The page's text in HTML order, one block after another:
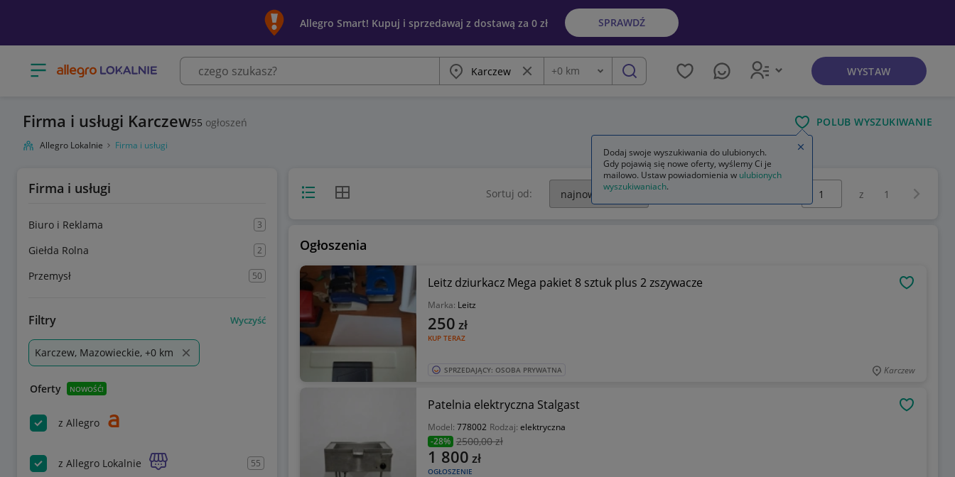
Allegro Smart! Kupuj i sprzedawaj z dostawą za 0 zł SPRAWDŹ
Otwórz menu z kategoriami Miasto Wyczyść frazę
Odległość
+0 km szukaj WYSTAW
Firma i usługi Karczew55 ogłoszeń POLUB WYSZUKIWANIE
Allegro Lokalnie Firma i usługi
Firma i usługi
Biuro i Reklama 3
Giełda Rolna 2
Przemysł 50
Filtry Wyczyść
Karczew, Mazowieckie, +0 km
Oferty NOWOŚĆ!
z Allegro
z Allegro Lokalnie 55
Widok listyWidok siatki Sortuj od: z 1
Ogłoszenia
Leitz dziurkacz Mega pakiet 8 sztuk plus 2 zszywacze
Marka: Leitz
KUP TERAZ
250 zł
SPRZEDAJĄCY: OSOBA PRYWATNA Karczew
Patelnia elektryczna Stalgast
Model: 778002 Rodzaj: elektryczna
-28% 2500,00 zł
OGŁOSZENIE
1 800 zł
Dodaj swoje wyszukiwania do ulubionych.
Gdy pojawią się nowe oferty, wyślemy Ci je
mailowo. Ustaw powiadomienia w ulubionych
wyszukiwaniach.
Zamknij wskazówkę